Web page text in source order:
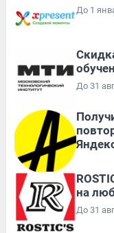
До 1
До 31
на
До 31